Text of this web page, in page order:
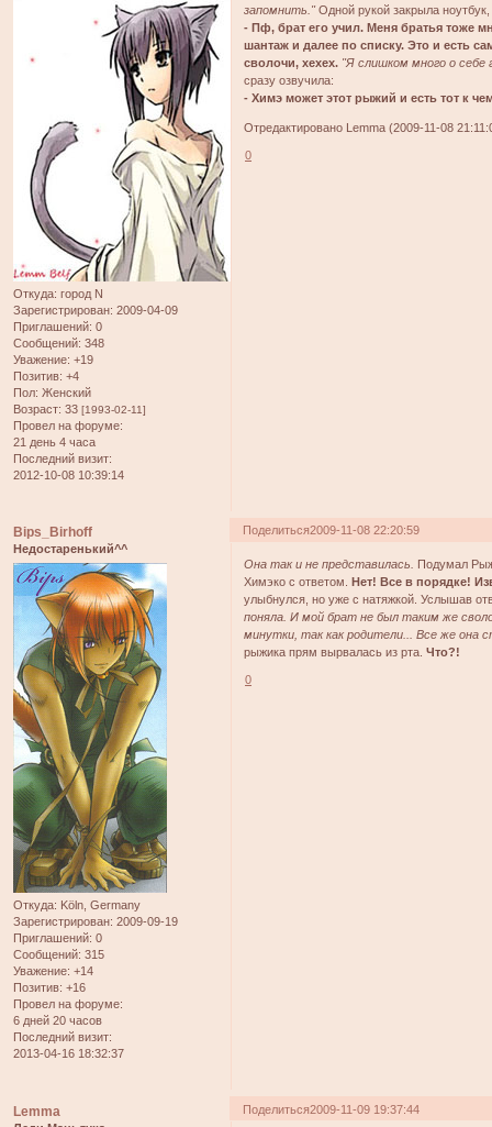
Откуда: город N
Зарегистрирован: 2009-04-09
Приглашений: 0
Сообщений: 348
Уважение: +19
Позитив: +4
Пол: Женский
Возраст: 33 [1993-02-11]
Провел на форуме:
21 день 4 часа
Последний визит:
2012-10-08 10:39:14
запомнить."Одной рукой закрыла
- Пф, брат его учил. Меня братья тоже
шантаж и далее по списку. Это и есть
сволочи, хехех. "Я слишком много о себе
сразу озвучила:
- Химэ может этот рыжий и есть тот к
Отредактировано Lemma (2009-11-08
0
Поделиться2009-11-08 22:20:59
Bips_Birhoff
Недостаренький^^
Откуда: Köln, Germany
Зарегистрирован: 2009-09-19
Приглашений: 0
Сообщений: 315
Уважение: +14
Позитив: +16
Провел на форуме:
6 дней 20 часов
Последний визит:
2013-04-16 18:32:37
Она так и не представилась.
Подумал
Химэко с ответом.Нет! Все в порядке!
улыбнулся, но уже с натяжкой. Услышав
поняла. И мой брат не был таким же
минутки, так как родители... Все же она
рыжика прям вырвалась из рта.Что?!
0
Поделиться2009-11-09 19:37:44
Lemma